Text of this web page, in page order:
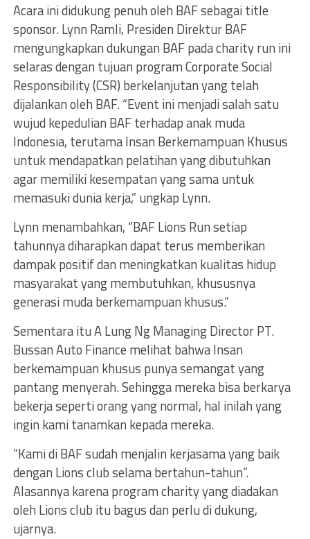
Acara ini didukung penuh oleh BAF sebagai title
sponsor. Lynn Ramli, Presiden Direktur BAF
mengungkapkan dukungan BAF pada charity run ini
selaras dengan tujuan program Corporate Social
Responsibility (CSR) berkelanjutan yang telah
dijalankan oleh BAF. “Event ini menjadi salah satu
wujud kepedulian BAF terhadap anak muda
Indonesia, terutama Insan Berkemampuan Khusus
untuk mendapatkan pelatihan yang dibutuhkan
agar memiliki kesempatan yang sama untuk
memasuki dunia kerja,” ungkap Lynn.
Lynn menambahkan, “BAF Lions Run setiap
tahunnya diharapkan dapat terus memberikan
dampak positif dan meningkatkan kualitas hidup
masyarakat yang membutuhkan, khususnya
generasi muda berkemampuan khusus.”
Sementara itu A Lung Ng Managing Director PT.
Bussan Auto Finance melihat bahwa Insan
berkemampuan khusus punya semangat yang
pantang menyerah. Sehingga mereka bisa berkarya
bekerja seperti orang yang normal, hal inilah yang
ingin kami tanamkan kepada mereka.
“Kami di BAF sudah menjalin kerjasama yang baik
dengan Lions club selama bertahun-tahun”.
Alasannya karena program charity yang diadakan
oleh Lions club itu bagus dan perlu di dukung,
ujarnya.